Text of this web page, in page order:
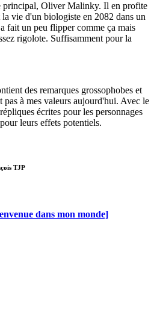
principal, Oliver Malinky. Il en profite
vie d'un biologiste en 2082 dans un
fait un peu flipper comme ça mais
rigolote. Suffisamment pour la
des remarques grossophobes et
pas à mes valeurs aujourd'hui. Avec le
écrites pour les personnages
leurs effets potentiels.
TJP
dans mon monde]